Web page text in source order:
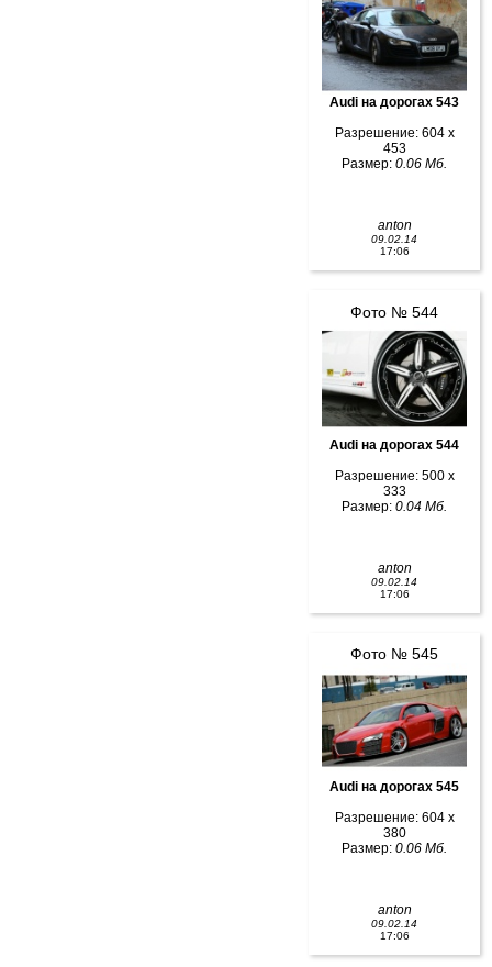
Audi на дорогах 543
Разрешение: 604 x
453
Размер: 0.06 Мб.
anton
09.02.14
17:06
Фото № 544
Audi на дорогах 544
Разрешение: 500 x
333
Размер: 0.04 Мб.
anton
09.02.14
17:06
Фото № 545
Audi на дорогах 545
Разрешение: 604 x
380
Размер: 0.06 Мб.
anton
09.02.14
17:06